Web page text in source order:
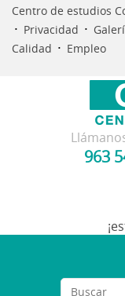
Centro de estudios
· Privacidad ·
Calidad · Empleo
963